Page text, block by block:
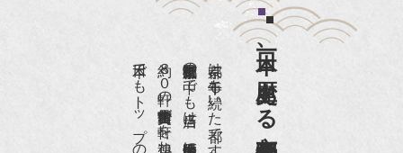
日本一、歴史ある
京都は千年も続いた都です。
約８０軒の古美術骨董商が軒を連ねる、